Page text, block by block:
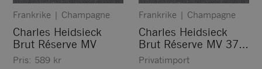
Frankrike | Champagne
Charles Heidsieck
Brut Réserve MV
Pris: 589 kr
Frankrike | Champagne
Charles Heidsieck
Brut Réserve MV 375
ml
Privatimport